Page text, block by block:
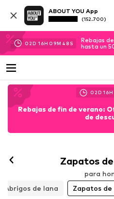
ABOUT YOU App
(152.700)
02D 16H 09M 47 S
Rebajas
hasta un
02D 16H
Rebajas de fin de verano:
de
Zapatos
para
Abrigos de lana
Zapatos de